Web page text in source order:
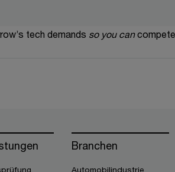
tech demands so you can
Branchen
Automobilindustrie